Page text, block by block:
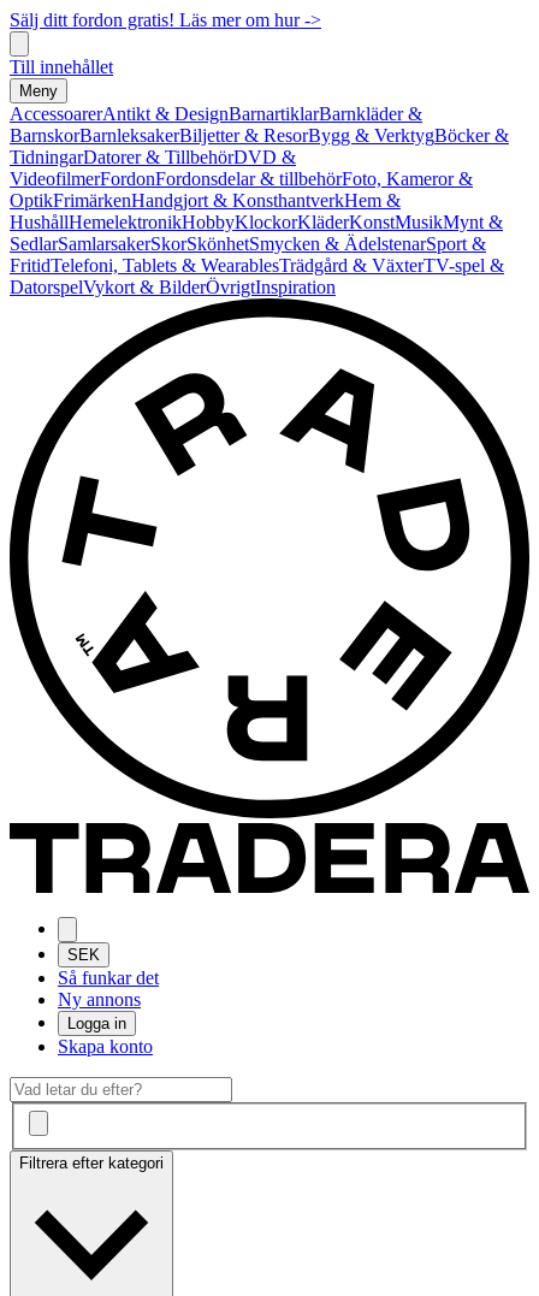
Sälj ditt fordon gratis! Läs mer om hur ->
Till innehållet
Meny
AccessoarerAntikt & DesignBarnartiklarBarnkläder &
BarnskorBarnleksakerBiljetter & ResorBygg & VerktygBöcker &
TidningarDatorer & TillbehörDVD &
VideofilmerFordonFordonsdelar & tillbehörFoto, Kameror &
OptikFrimärkenHandgjort & KonsthantverkHem &
HushållHemelektronikHobbyKlockorKläderKonstMusikMynt &
SedlarSamlarsakerSkorSkönhetSmycken & ÄdelstenarSport &
FritidTelefoni, Tablets & WearablesTrädgård & VäxterTV-spel &
DatorspelVykort & BilderÖvrigtInspiration
SEK
Så funkar det
Ny annons
Logga in
Skapa konto
Filtrera efter kategori